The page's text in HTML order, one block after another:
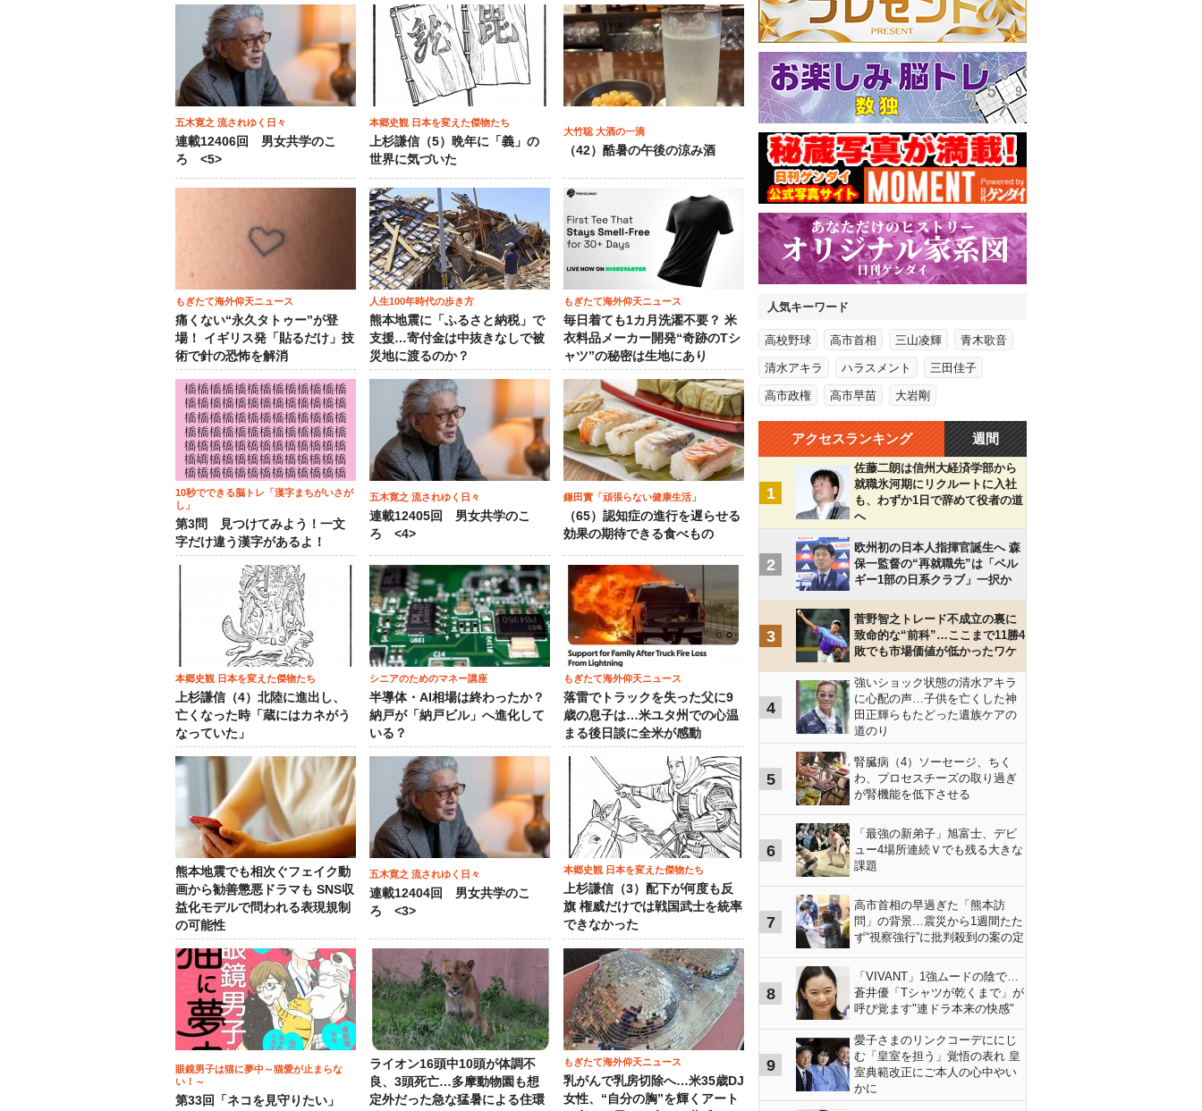
五木寛之 流されゆく日々
連載12406回 男女共学のこ
ろ <5>
本郷史観 日本を変えた傑物たち
上杉謙信（5）晩年に「義」の
世界に気づいた
大竹聡 大酒の一滴
（42）酷暑の午後の涼み酒
もぎたて海外仰天ニュース
痛くない“永久タトゥー”が登
場！ イギリス発「貼るだけ」技
術で針の恐怖を解消
人生100年時代の歩き方
熊本地震に「ふるさと納税」で
支援…寄付金は中抜きなしで被
災地に渡るのか？
もぎたて海外仰天ニュース
毎日着ても1カ月洗濯不要？ 米
衣料品メーカー開発“奇跡のTシ
ャツ”の秘密は生地にあり
10秒でできる脳トレ「漢字まちがいさが
し」
第3問 見つけてみよう！一文
字だけ違う漢字があるよ！
五木寛之 流されゆく日々
連載12405回 男女共学のこ
ろ <4>
鎌田實「頑張らない健康生活」
（65）認知症の進行を遅らせる
効果の期待できる食べもの
本郷史観 日本を変えた傑物たち
上杉謙信（4）北陸に進出し、
亡くなった時「蔵にはカネがう
なっていた」
シニアのためのマネー講座
半導体・AI相場は終わったか？
納戸が「納戸ビル」へ進化して
いる？
もぎたて海外仰天ニュース
落雷でトラックを失った父に9
歳の息子は…米ユタ州での心温
まる後日談に全米が感動
熊本地震でも相次ぐフェイク動
画から勧善懲悪ドラマも SNS収
益化モデルで問われる表現規制
の可能性
五木寛之 流されゆく日々
連載12404回 男女共学のこ
ろ <3>
本郷史観 日本を変えた傑物たち
上杉謙信（3）配下が何度も反
旗 権威だけでは戦国武士を統率
できなかった
眼鏡男子は猫に夢中～猫愛が止まらな
い！～
第33回「ネコを見守りたい」
ライオン16頭中10頭が体調不
良、3頭死亡…多摩動物園も想
定外だった急な猛暑による住環
もぎたて海外仰天ニュース
乳がんで乳房切除へ…米35歳DJ
女性、“自分の胸”を輝くアート
人気キーワード
高校野球 高市首相 三山凌輝 青木歌音
清水アキラ ハラスメント 三田佳子
高市政権 高市早苗 大岩剛
アクセスランキング 週間
1
佐藤二朗は信州大経済学部から
就職氷河期にリクルートに入社
も、わずか1日で辞めて役者の道
へ
2
欧州初の日本人指揮官誕生へ 森
保一監督の“再就職先”は「ベル
ギー1部の日系クラブ」一択か
3
菅野智之トレード不成立の裏に
致命的な“前科”…ここまで11勝4
敗でも市場価値が低かったワケ
4
強いショック状態の清水アキラ
に心配の声…子供を亡くした神
田正輝らもたどった遺族ケアの
道のり
5
腎臓病（4）ソーセージ、ちく
わ、プロセスチーズの取り過ぎ
が腎機能を低下させる
6
「最強の新弟子」旭富士、デビ
ュー4場所連続Ｖでも残る大きな
課題
7
高市首相の早過ぎた「熊本訪
問」の背景…震災から1週間たた
ず“視察強行”に批判殺到の案の定
8
「VIVANT」1強ムードの陰で…
蒼井優「Tシャツが乾くまで」が
呼び覚ます"連ドラ本来の快感"
9
愛子さまのリンクコーデににじ
む「皇室を担う」覚悟の表れ 皇
室典範改正にご本人の心中やい
かに